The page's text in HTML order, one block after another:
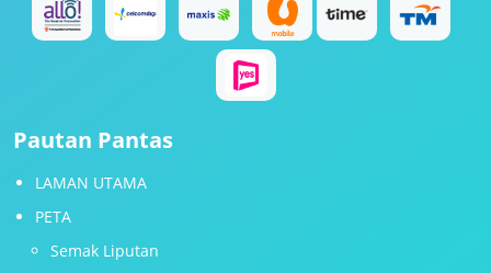
Pautan Pantas
LAMAN UTAMA
PETA
Semak Liputan